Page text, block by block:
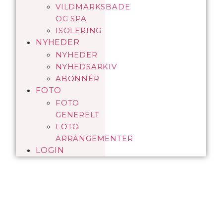
VILDMARKSBADE
OG SPA
ISOLERING
NYHEDER
NYHEDER
NYHEDSARKIV
ABONNÉR
FOTO
FOTO
GENERELT
FOTO
ARRANGEMENTER
LOGIN